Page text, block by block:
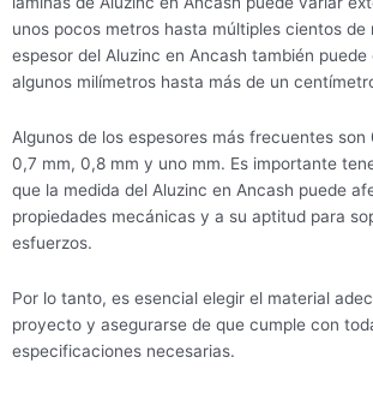
unos pocos metros hasta múltiples cientos de
espesor del Aluzinc en Ancash también puede
algunos milímetros hasta más de un
Algunos de los espesores más frecuentes
0,7 mm, 0,8 mm y uno mm. Es importante
que la medida del Aluzinc en Ancash puede
propiedades mecánicas y a su aptitud para
esfuerzos.
Por lo tanto, es esencial elegir el material
proyecto y asegurarse de que cumple con
especificaciones necesarias.